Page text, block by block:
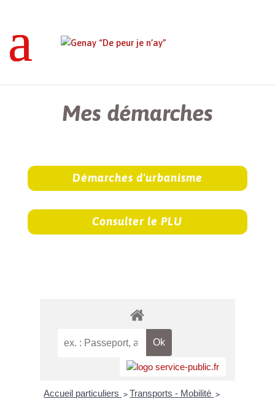
Mes démarches
Démarches d'urbanisme
Consulter le PLU
Accueil particuliers > Transports - Mobilité >